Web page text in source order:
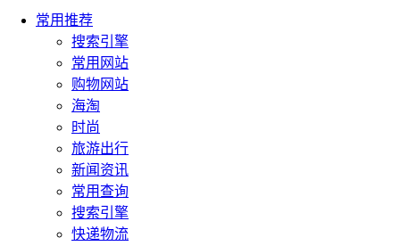
常用推荐
搜索引擎
常用网站
购物网站
海淘
时尚
旅游出行
新闻资讯
常用查询
搜索引擎
快递物流